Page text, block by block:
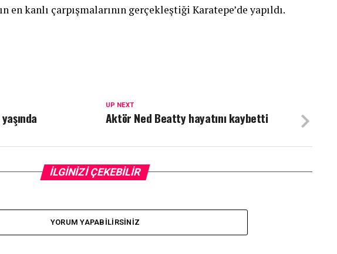
en kanlı çarpışmalarının gerçekleştiği Karatepe’de yapıldı.
UP NEXT
Aktör Ned Beatty hayatını kaybetti
İLGİNİZİ ÇEKEBİLİR
YORUM YAPABILIRSINIZ